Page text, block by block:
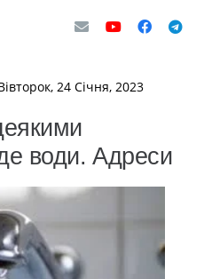
24 Січня, 2023
води. Адреси